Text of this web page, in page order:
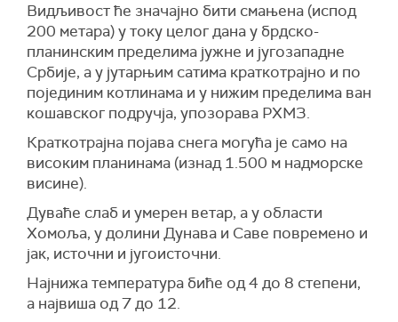
Видљивост ће значајно бити смањена (испод
200 метара) у току целог дана у брдско-
планинским пределима јужне и југозападне
Србије, а у јутарњим сатима краткотрајно и по
појединим котлинама и у нижим пределима ван
кошавског подручја, упозорава РХМЗ.
Краткотрајна појава снега могућа је само на
високим планинама (изнад 1.500 м надморске
висине).
Дуваће слаб и умерен ветар, а у области
Хомоља, у долини Дунава и Саве повремено и
јак, источни и југоисточни.
Најнижа температура биће од 4 до 8 степени,
а највиша од 7 до 12.